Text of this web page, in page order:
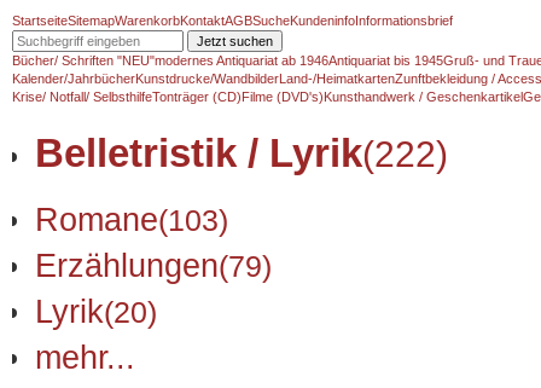
StartseiteSitemapWarenkorbKontaktAGBSucheKundeninfoInformationsbrief
Jetzt suchen
Bücher/ Schriften "NEU"modernes Antiquariat ab 1946Antiquariat bis 1945Gruß- und
Kalender/JahrbücherKunstdrucke/WandbilderLand-/HeimatkartenZunftbekleidung /
Krise/ Notfall/ SelbsthilfeTonträger (CD)Filme (DVD's)Kunsthandwerk / Geschenkartikel
Belletristik / Lyrik(222)
Romane(103)
Erzählungen(79)
Lyrik(20)
mehr...